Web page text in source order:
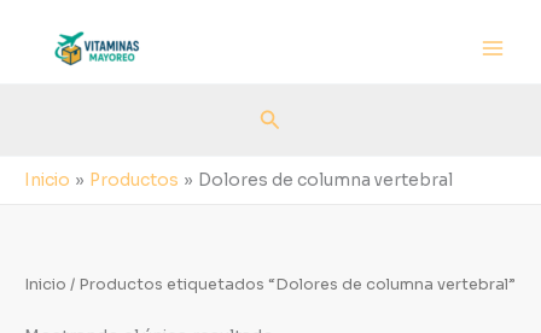
contenido
Buscar
Inicio Productos Dolores de columna vertebral
Inicio / Productos etiquetados “Dolores de columna vertebral”